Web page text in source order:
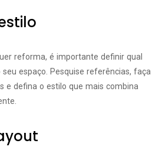
reforma, é importante definir qual
espaço. Pesquise referências, faça
e defina o estilo que mais combina